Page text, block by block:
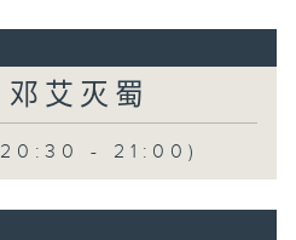
艾灭蜀
- 21:00)